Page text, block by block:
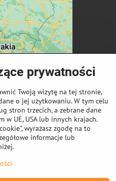
cewek
prywatności
Twoją wizytę na tej stronie,
o jej użytkowaniu. W tym celu
stron trzecich, a zebrane dane
w UE, USA lub innych krajach.
wyrażasz zgodę na to
informacje lub